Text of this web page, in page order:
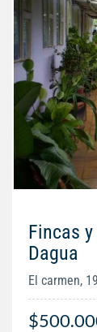
Fincas
Dagua
El carmen,